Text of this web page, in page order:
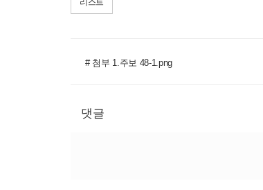
리스트
# 첨부 1.주보 48-1.png
댓글